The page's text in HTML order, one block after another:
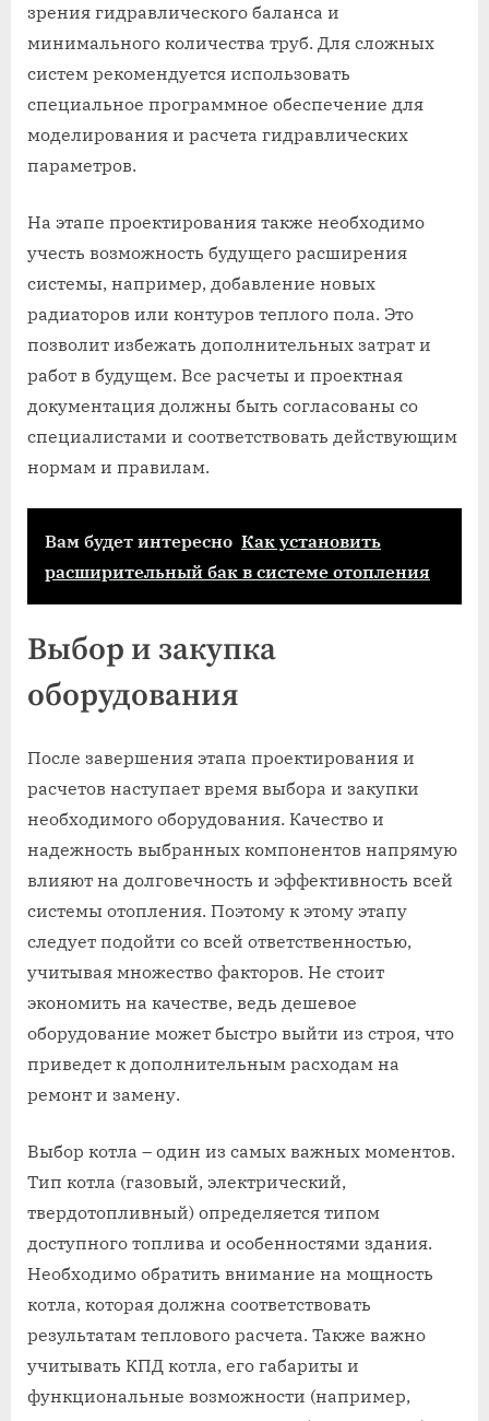
зрения гидравлического баланса и
минимального количества труб. Для сложных
систем рекомендуется использовать
специальное программное обеспечение для
моделирования и расчета гидравлических
параметров.
На этапе проектирования также необходимо
учесть возможность будущего расширения
системы, например, добавление новых
радиаторов или контуров теплого пола. Это
позволит избежать дополнительных затрат и
работ в будущем. Все расчеты и проектная
документация должны быть согласованы со
специалистами и соответствовать действующим
нормам и правилам.
Вам будет интересно Как установить
расширительный бак в системе отопления
Выбор и закупка
оборудования
После завершения этапа проектирования и
расчетов наступает время выбора и закупки
необходимого оборудования. Качество и
надежность выбранных компонентов напрямую
влияют на долговечность и эффективность всей
системы отопления. Поэтому к этому этапу
следует подойти со всей ответственностью,
учитывая множество факторов. Не стоит
экономить на качестве, ведь дешевое
оборудование может быстро выйти из строя, что
приведет к дополнительным расходам на
ремонт и замену.
Выбор котла – один из самых важных моментов.
Тип котла (газовый, электрический,
твердотопливный) определяется типом
доступного топлива и особенностями здания.
Необходимо обратить внимание на мощность
котла, которая должна соответствовать
результатам теплового расчета. Также важно
учитывать КПД котла, его габариты и
функциональные возможности (например,